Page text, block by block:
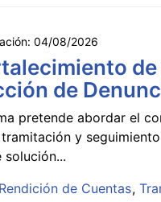
04/08/2026
de
pretende abordar el
y
solución...
Rendición de Cuentas